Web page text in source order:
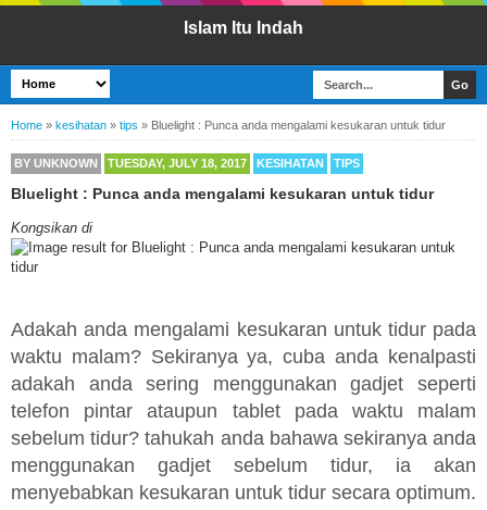
Islam Itu Indah
Home » kesihatan » tips » Bluelight : Punca anda mengalami kesukaran untuk tidur
BY UNKNOWN TUESDAY, JULY 18, 2017 KESIHATAN TIPS
Bluelight : Punca anda mengalami kesukaran untuk tidur
Kongsikan di
Adakah anda mengalami kesukaran untuk tidur pada
waktu malam? Sekiranya ya, cuba anda kenalpasti
adakah anda sering menggunakan gadjet seperti
telefon pintar ataupun tablet pada waktu malam
sebelum tidur? tahukah anda bahawa sekiranya anda
menggunakan gadjet sebelum tidur, ia akan
menyebabkan kesukaran untuk tidur secara optimum.